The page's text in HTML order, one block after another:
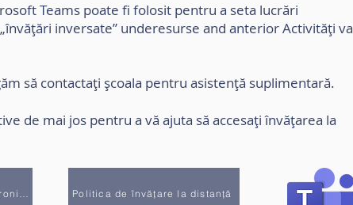
Teams poate fi folosit pentru a seta lucrări
inversate” underesurse and anteriorActivități va
să contactați școala pentru asistență suplimentară.
de mai jos pentru a vă ajuta să accesați învățarea la
Politica de învățare la distanță